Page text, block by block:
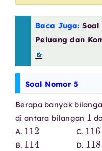
Baca Juga:Soal
Peluang dan
Soal Nomor 5
Berapa banyak
di antara bilangan
1
A.
112
C.
116
B.
114
D.
118